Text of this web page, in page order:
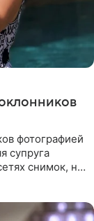
фотографией
супруга
снимок, на